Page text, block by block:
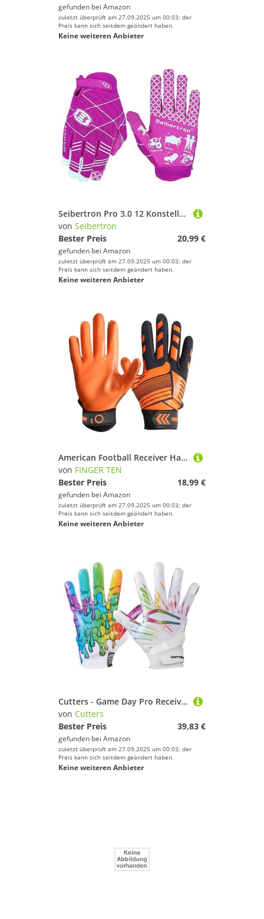
gefunden bei Amazon
zuletzt überprüft am 27.09.2025 um 00:03; der
Preis kann sich seitdem geändert haben.
Keine weiteren Anbieter
Seibertron Pro 3.0 12 Konstellation Elite Ultra-Stick Sports Receiver/Empfänger Handschuhe American Football Gloves Jugend und Kinder Pink M
von Seibertron
Bester Preis
20,99 €
gefunden bei Amazon
zuletzt überprüft am 27.09.2025 um 00:03; der
Preis kann sich seitdem geändert haben.
Keine weiteren Anbieter
American Football Receiver Handschuhe für Youth Jungen Mädchen, Torwarthandschuhe rutschfest Impact Palm Protection Outdoor Sport, Wasserdicht Gloves Fit Kinder (Gelb, M)
von FINGER TEN
Bester Preis
18,99 €
gefunden bei Amazon
zuletzt überprüft am 27.09.2025 um 00:03; der
Preis kann sich seitdem geändert haben.
Keine weiteren Anbieter
Cutters - Game Day Pro Receiver Handschuhe LE Multi Drip M
von Cutters
Bester Preis
39,83 €
gefunden bei Amazon
zuletzt überprüft am 27.09.2025 um 00:03; der
Preis kann sich seitdem geändert haben.
Keine weiteren Anbieter